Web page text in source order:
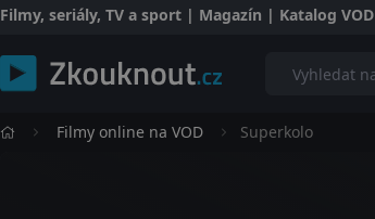
Filmy, seriály, TV a sport | Magazín | Katalog VOD
Filmy online na VOD Superkolo